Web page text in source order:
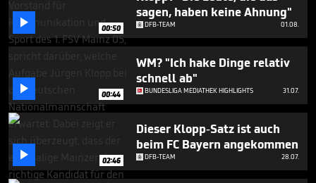
 00:50
sagen, haben keine Ahnung"
DFB-TEAM 01.08.
 00:44
WM? "Ich hake Dinge relativ
schnell ab"
BUNDESLIGA MEDIATHEK HIGHLIGHTS 31.07.
 02:46
Dieser Klopp-Satz ist auch
beim FC Bayern angekommen
DFB-TEAM 28.07.